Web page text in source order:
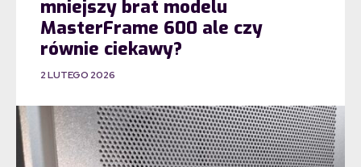
mniejszy brat modelu
MasterFrame 600 ale czy
równie ciekawy?
2 LUTEGO 2026